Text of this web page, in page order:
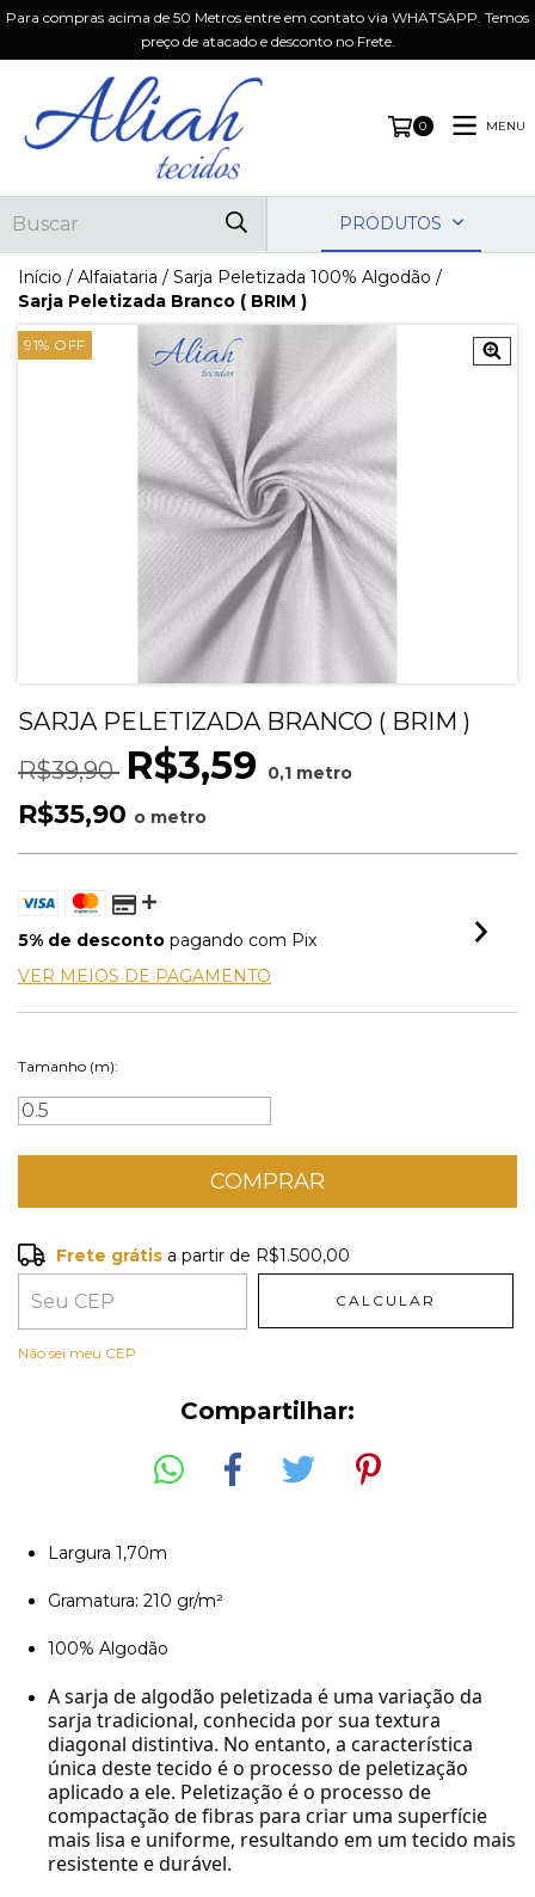
Para compras acima de 50 Metros entre em contato via WHATSAPP. Temos
preço de atacado e desconto no Frete.
0 MENU
PRODUTOS
Início / Alfaiataria / Sarja Peletizada 100% Algodão /
Sarja Peletizada Branco ( BRIM )
91% OFF
SARJA PELETIZADA BRANCO ( BRIM )
R$39,90 R$3,59 0,1 metro
R$35,90 o metro
5% de desconto pagando com Pix
VER MEIOS DE PAGAMENTO
Tamanho (m):
Frete grátis R$1.500,00
Entregas para o CEP:
Frete grátis a partir de R$1.500,00
CALCULAR
Não sei meu CEP
Compartilhar:
Largura 1,70m
Gramatura: 210 gr/m²
100% Algodão
A sarja de algodão peletizada é uma variação da
sarja tradicional, conhecida por sua textura
diagonal distintiva. No entanto, a característica
única deste tecido é o processo de peletização
aplicado a ele. Peletização é o processo de
compactação de fibras para criar uma superfície
mais lisa e uniforme, resultando em um tecido mais
resistente e durável.